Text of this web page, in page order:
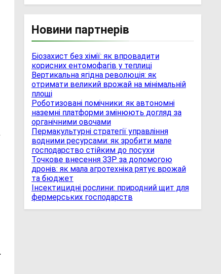
посівну
Новини партнерів
Біозахист без хімії: як впровадити
корисних ентомофагів у теплиці
Вертикальна ягідна революція: як
отримати великий врожай на мінімальній
площі
Роботизовані помічники: як автономні
наземні платформи змінюють догляд за
органічними овочами
Пермакультурні стратегії управління
водними ресурсами: як зробити мале
господарство стійким до посухи
Точкове внесення ЗЗР за допомогою
дронів: як мала агротехніка рятує врожай
та бюджет
Інсектицидні рослини: природний щит для
фермерських господарств